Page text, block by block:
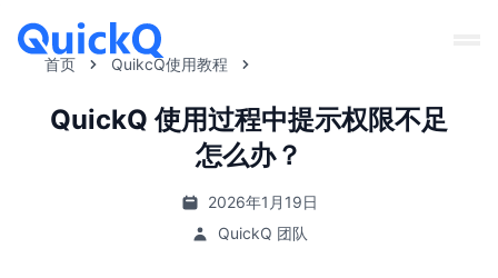
首页 QuikcQ使用教程
QuickQ 使用过程中提示权限不足
怎么办？
2026年1月19日
QuickQ 团队